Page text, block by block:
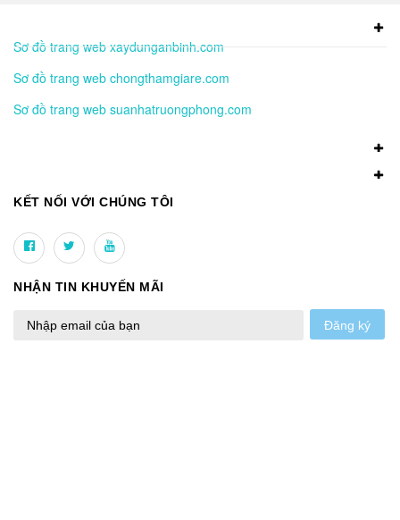
Sơ đồ trang web xaydunganbinh.com
Sơ đồ trang web chongthamgiare.com
Sơ đồ trang web suanhatruongphong.com
KẾT NỐI VỚI CHÚNG TÔI
NHẬN TIN KHUYẾN MÃI
Đăng ký